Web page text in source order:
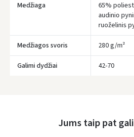
Medžiaga
65%
audinio
ruoželinis
Medžiagos svoris 280 g/m²
Galimi dydžiai 42-70
Jums taip pat
Įvertinimas:
Prisijungti